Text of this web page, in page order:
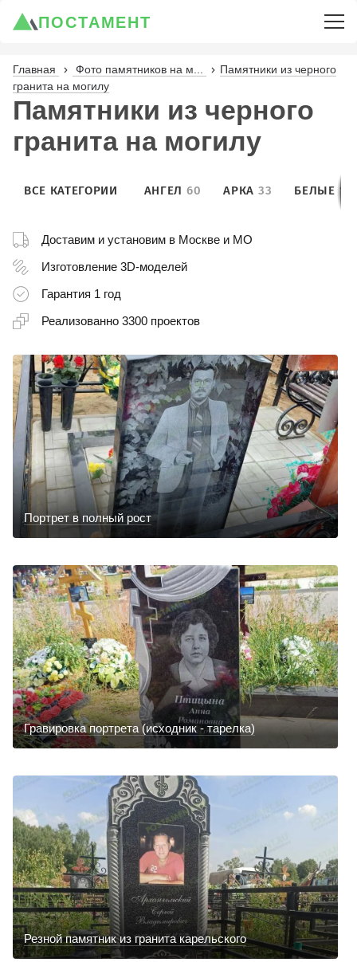
ПОСТАМЕНТ
Главная Фото памятников на м...
Памятники из черного
гранита на могилу
Памятники из черного
гранита на могилу
ВСЕ КАТЕГОРИИ АНГЕЛ 60 АРКА 33 БЕЛЫЕ
Доставим и установим в Москве и МО
Изготовление 3D-моделей
Гарантия 1 год
Реализованно 3300 проектов
Портрет в полный рост
Гравировка портрета (исходник - тарелка)
Резной памятник из гранита карельского